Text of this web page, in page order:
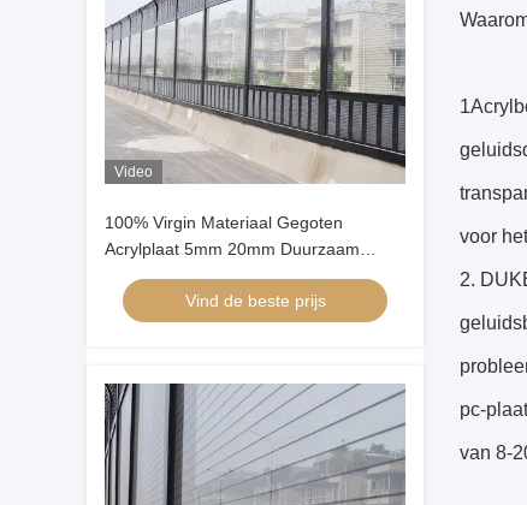
Video
100% Virgin Materiaal Gegoten
Acrylplaat 5mm 20mm Duurzaam
Paneel voor Buiten Geluidsscherm
Vind de beste prijs
voor
2.
pc-
van 8-